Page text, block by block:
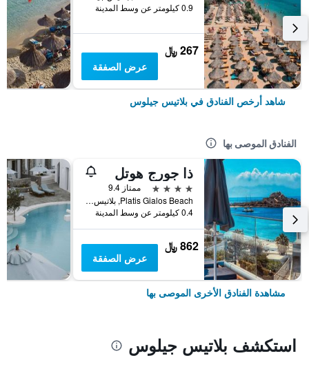
0.9 كيلومتر عن وسط المدينة
267 ﷼
عرض الصفقة
شاهد أرخص الفنادق في بلاتيس جيلوس
الفنادق الموصى بها
ذا جورج هوتل
4 نجوم
ممتاز 9.4
Platis Gialos Beach, بلاتيس جيلوس, اليونان
0.4 كيلومتر عن وسط المدينة
862 ﷼
عرض الصفقة
مشاهدة الفنادق الأخرى الموصى بها
استكشف بلاتيس جيلوس